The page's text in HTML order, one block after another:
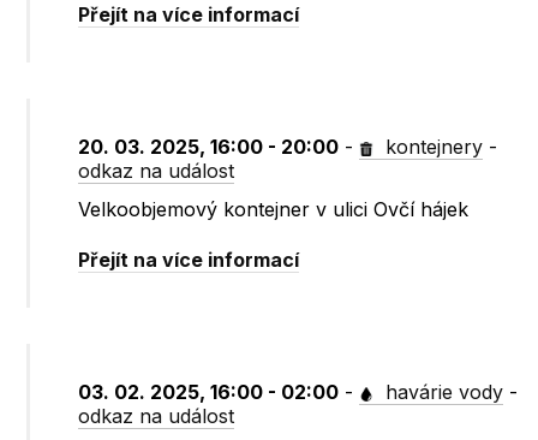
Přejít na více informací
20. 03. 2025, 16:00 - 20:00 - kontejnery -
odkaz na událost
Velkoobjemový kontejner v ulici Ovčí hájek
Přejít na více informací
03. 02. 2025, 16:00 - 02:00 - havárie vody -
odkaz na událost